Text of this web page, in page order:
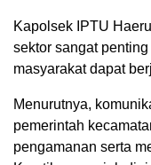
Kapolsek IPTU
sektor sangat
masyarakat dapat
Menurutnya,
pemerintah
pengamanan serta